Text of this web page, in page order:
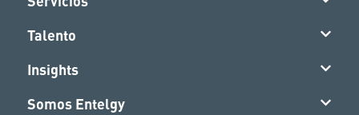
Talento
Insights
Somos Entelgy